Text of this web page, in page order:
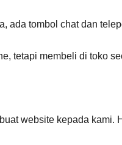
ada tombol chat dan
tetapi membeli di toko
website kepada